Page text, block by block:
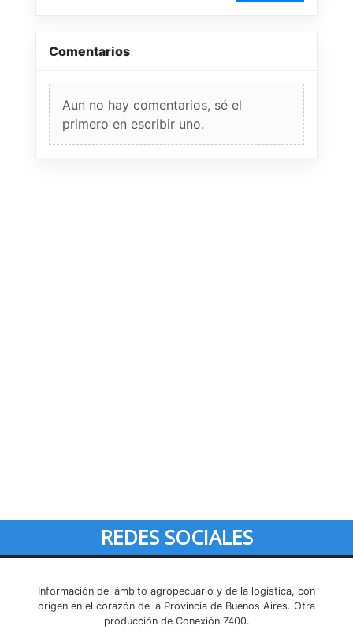
Comentarios
Aun no hay comentarios, sé el
primero en escribir uno.
REDES SOCIALES
Información del ámbito agropecuario y de la logística, con
origen en el corazón de la Provincia de Buenos Aires. Otra
producción de Conexión 7400.